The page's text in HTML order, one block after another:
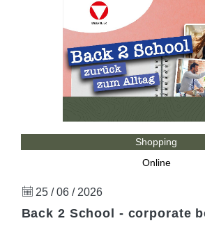
Shopping
Online
25 / 06 / 2026
Back 2 School - corporate